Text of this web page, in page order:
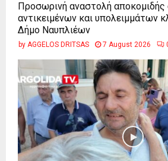
Προσωρινή αναστολή
αντικειμένων και υπολειμμάτων
Δήμο Ναυπλιέων
by AGGELOS DRITSAS 7 August 2026